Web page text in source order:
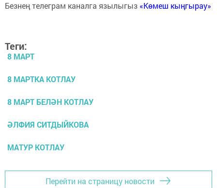
Безнең телеграм каналга язылыгыз «Көмеш кыңгырау»
Теги:
8 МАРТ
8 МАРТКА КОТЛАУ
8 МАРТ БЕЛӘН КОТЛАУ
ӘЛФИЯ СИТДЫЙКОВА
МАТУР КОТЛАУ
Перейти на страницу новости